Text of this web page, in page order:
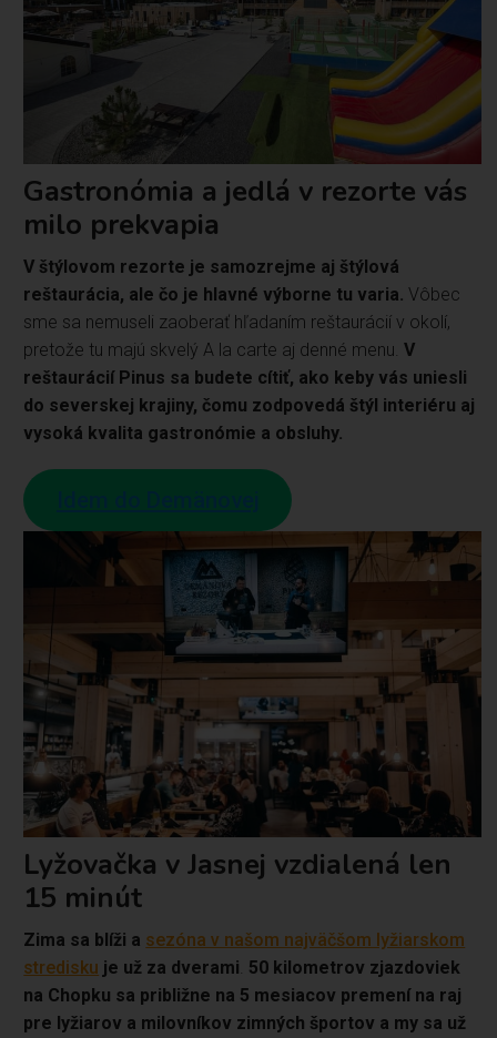
Gastronómia a jedlá v rezorte vás
milo prekvapia
V štýlovom rezorte je samozrejme aj štýlová
reštaurácia, ale čo je hlavné výborne tu varia. Vôbec
sme sa nemuseli zaoberať hľadaním reštaurácií v okolí,
pretože tu majú skvelý A la carte aj denné menu.V
reštaurácií Pinus sa budete cítiť, ako keby vás uniesli
do severskej krajiny, čomu zodpovedá štýl interiéru aj
vysoká kvalita gastronómie a obsluhy.
Lyžovačka v Jasnej vzdialená len
15 minút
Zima sa blíži a sezóna v našom najväčšom lyžiarskom
stredisku je už za dverami 50 kilometrov zjazdoviek
na Chopku sa približne na 5 mesiacov premení na raj
pre lyžiarov a milovníkov zimných športov a my sa už